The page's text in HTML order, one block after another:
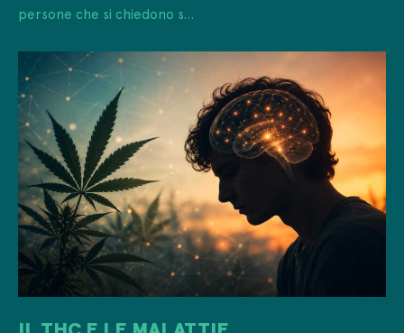
persone che si chiedono s...